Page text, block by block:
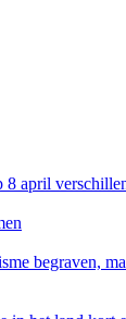
april
begraven,